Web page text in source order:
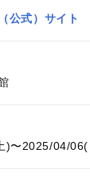
公式）サイト
)〜2025/04/